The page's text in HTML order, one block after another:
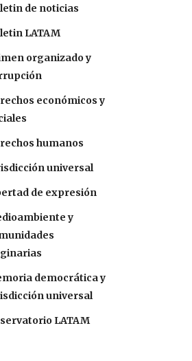
de noticias
LATAM
organizado y
económicos y
humanos
universal
de expresión
y
democrática y
universal
LATAM